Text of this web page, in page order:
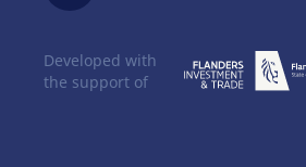
Developed with
the support of